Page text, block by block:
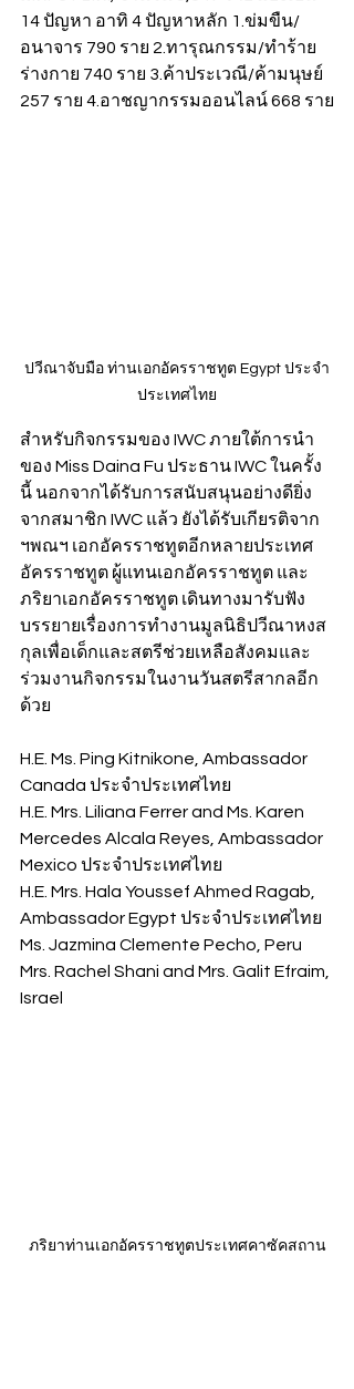
14 ปัญหา อาทิ 4 ปัญหาหลัก 1.ข่มขืน/
อนาจาร 790 ราย 2.ทารุณกรรม/ทำร้าย
ร่างกาย 740 ราย 3.ค้าประเวณี/ค้ามนุษย์
257 ราย 4.อาชญากรรมออนไลน์ 668 ราย
ปวีณาจับมือ ท่านเอกอัครราชทูต Egypt ประจำ
ประเทศไทย
สำหรับกิจกรรมของ IWC ภายใต้การนำ
ของ Miss Daina Fu ประธาน IWC ในครั้ง
นี้ นอกจากได้รับการสนับสนุนอย่างดียิ่ง
จากสมาชิก IWC แล้ว ยังได้รับเกียรติจาก
ฯพณฯ เอกอัครราชทูตอีกหลายประเทศ
อัครราชทูต ผู้แทนเอกอัครราชทูต และ
ภริยาเอกอัครราชทูต เดินทางมารับฟัง
บรรยายเรื่องการทำงานมูลนิธิปวีณาหงส
กุลเพื่อเด็กและสตรีช่วยเหลือสังคมและ
ร่วมงานกิจกรรมในงานวันสตรีสากลอีก
ด้วย
H.E. Ms. Ping Kitnikone, Ambassador
Canada ประจำประเทศไทย
H.E. Mrs. Liliana Ferrer and Ms. Karen
Mercedes Alcala Reyes, Ambassador
Mexico ประจำประเทศไทย
H.E. Mrs. Hala Youssef Ahmed Ragab,
Ambassador Egypt ประจำประเทศไทย
Ms. Jazmina Clemente Pecho, Peru
Mrs. Rachel Shani and Mrs. Galit Efraim,
Israel
ภริยาท่านเอกอัครราชทูตประเทศคาซัคสถาน